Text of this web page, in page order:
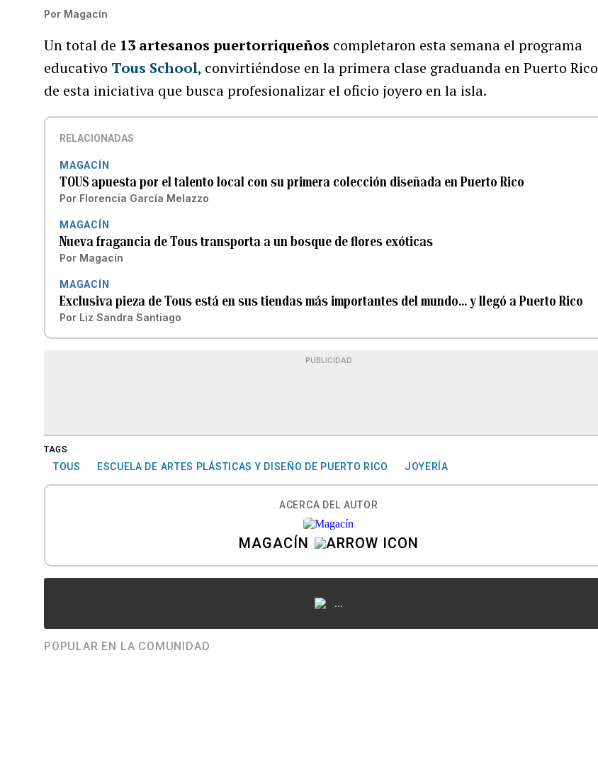
Por Magacín
Un total de 13 artesanos puertorriqueños completaron esta semana el programa
educativo Tous School, convirtiéndose en la primera clase graduanda en Puerto Rico
de esta iniciativa que busca profesionalizar el oficio joyero en la isla.
RELACIONADAS
MAGACÍN
TOUS apuesta por el talento local con su primera colección diseñada en Puerto Rico
Por Florencia García Melazzo
MAGACÍN
Nueva fragancia de Tous transporta a un bosque de flores exóticas
Por Magacín
MAGACÍN
Exclusiva pieza de Tous está en sus tiendas más importantes del mundo... y llegó a Puerto Rico
Por Liz Sandra Santiago
PUBLICIDAD
TAGS
TOUS ESCUELA DE ARTES PLÁSTICAS Y DISEÑO DE PUERTO RICO JOYERÍA
ACERCA DEL AUTOR
MAGACÍN
...
POPULAR EN LA COMUNIDAD